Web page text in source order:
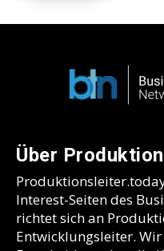
Über
Interest-Seiten des
richtet sich an
Entwicklungsleiter.